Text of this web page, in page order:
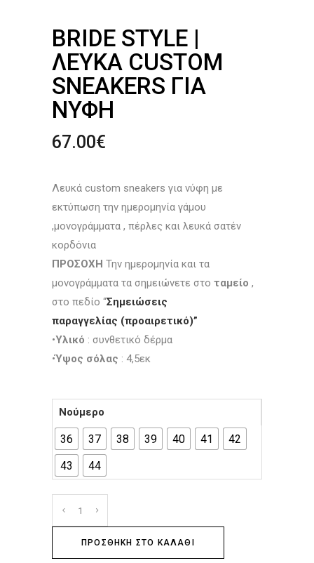
BRIDE STYLE |
ΛΕΥΚΆ CUSTOM
SNEAKERS ΓΙΑ
ΝΎΦΗ
67.00€
Λευκά custom sneakers για νύφη με
εκτύπωση την ημερομηνία γάμου
,μονογράμματα , πέρλες και λευκά σατέν
κορδόνια
ΠΡΟΣΟΧΗ Την ημερομηνία και τα
μονογράμματα τα σημειώνετε στο ταμείο ,
στο πεδίο “Σημειώσεις
παραγγελίας (προαιρετικό)”
•Υλικό : συνθετικό δέρμα
•Ύψος σόλας : 4,5εκ
Νούμερο
36 37 38 39 40 41
42
43
44
ΠΡΟΣΘΉΚΗ ΣΤΟ ΚΑΛΆΘΙ